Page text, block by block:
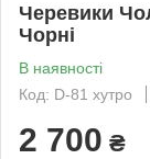
Черевики
Чорні
В наявності
Код: D-81 хутро
2 700 ₴